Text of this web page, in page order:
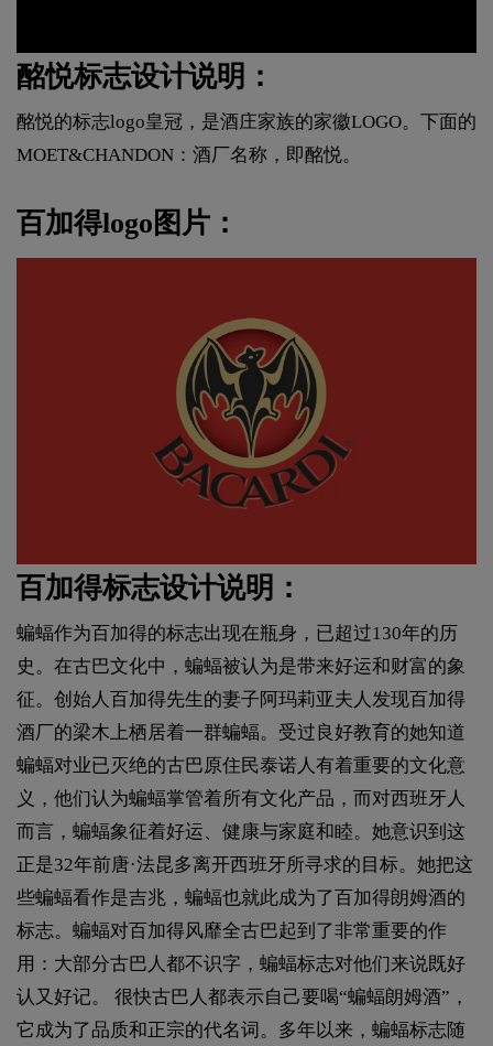
酩悦标志设计说明：
酩悦的标志logo皇冠，是酒庄家族的家徽LOGO。下面的
MOET&CHANDON：酒厂名称，即酩悦。
百加得logo图片：
百加得标志设计说明：
蝙蝠作为百加得的标志出现在瓶身，已超过130年的历
史。在古巴文化中，蝙蝠被认为是带来好运和财富的象
征。创始人百加得先生的妻子阿玛莉亚夫人发现百加得
酒厂的梁木上栖居着一群蝙蝠。受过良好教育的她知道
蝙蝠对业已灭绝的古巴原住民泰诺人有着重要的文化意
义，他们认为蝙蝠掌管着所有文化产品，而对西班牙人
而言，蝙蝠象征着好运、健康与家庭和睦。她意识到这
正是32年前唐·法昆多离开西班牙所寻求的目标。她把这
些蝙蝠看作是吉兆，蝙蝠也就此成为了百加得朗姆酒的
标志。蝙蝠对百加得风靡全古巴起到了非常重要的作
用：大部分古巴人都不识字，蝙蝠标志对他们来说既好
认又好记。 很快古巴人都表示自己要喝“蝙蝠朗姆酒”，
它成为了品质和正宗的代名词。多年以来，蝙蝠标志随